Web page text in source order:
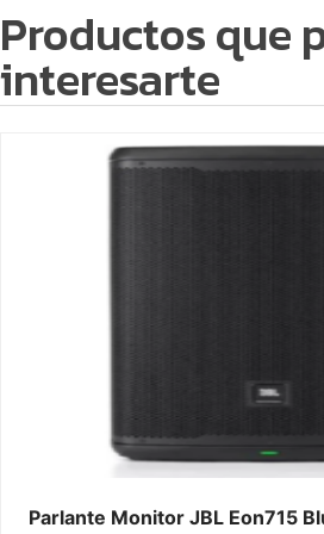
Productos que
interesarte
Parlante Monitor JBL Eon715